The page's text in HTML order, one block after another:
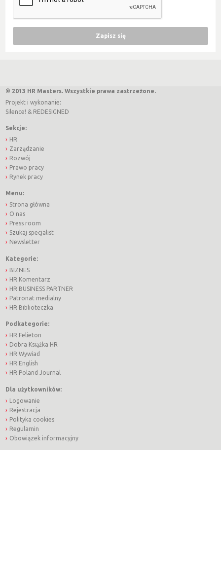
© 2013 HR Masters. Wszystkie prawa zastrzeżone.
Projekt i wykonanie:
Silence! & REDESIGNED
Sekcje:
HR
Zarządzanie
Rozwój
Prawo pracy
Rynek pracy
Menu:
Strona główna
O nas
Press room
Szukaj specjalist
Newsletter
Kategorie:
BIZNES
HR Komentarz
HR BUSINESS PARTNER
Patronat medialny
HR Biblioteczka
Podkategorie:
HR Felieton
Dobra Książka HR
HR Wywiad
HR English
HR Poland Journal
Dla użytkowników:
Logowanie
Rejestracja
Polityka cookies
Regulamin
Obowiązek informacyjny